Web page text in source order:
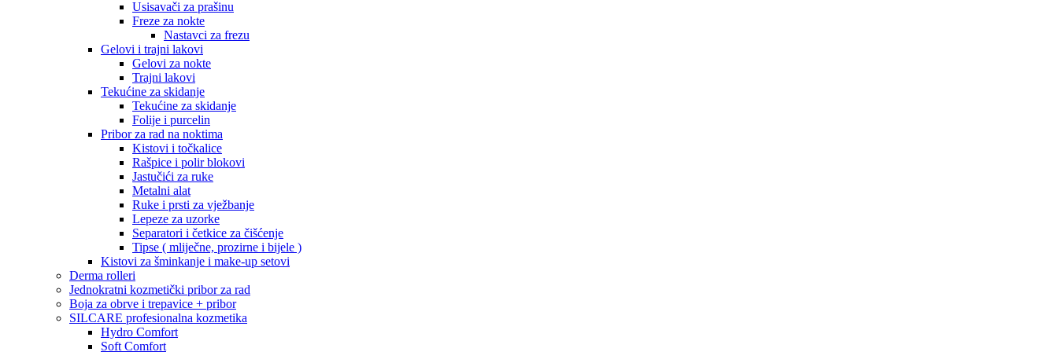
Usisavači za prašinu
Freze za nokte
Nastavci za frezu
Gelovi i trajni lakovi
Gelovi za nokte
Trajni lakovi
Tekućine za skidanje
Tekućine za skidanje
Folije i purcelin
Pribor za rad na noktima
Kistovi i točkalice
Rašpice i polir blokovi
Jastučići za ruke
Metalni alat
Ruke i prsti za vježbanje
Lepeze za uzorke
Separatori i četkice za čišćenje
Tipse ( mliječne, prozirne i bijele )
Kistovi za šminkanje i make-up setovi
Derma rolleri
Jednokratni kozmetički pribor za rad
Boja za obrve i trepavice + pribor
SILCARE profesionalna kozmetika
Hydro Comfort
Soft Comfort